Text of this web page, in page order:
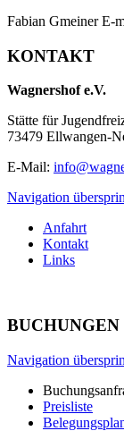
Fabian Gmeiner E-
KONTAKT
Wagnershof e.V.
Stätte für
73479 Ellwangen-
E-Mail:
Navigation
Anfahrt
Kontakt
Links
BUCHUNGEN
Navigation
Preisliste